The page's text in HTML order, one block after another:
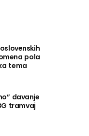
pola
tema
davanje
tramvaj